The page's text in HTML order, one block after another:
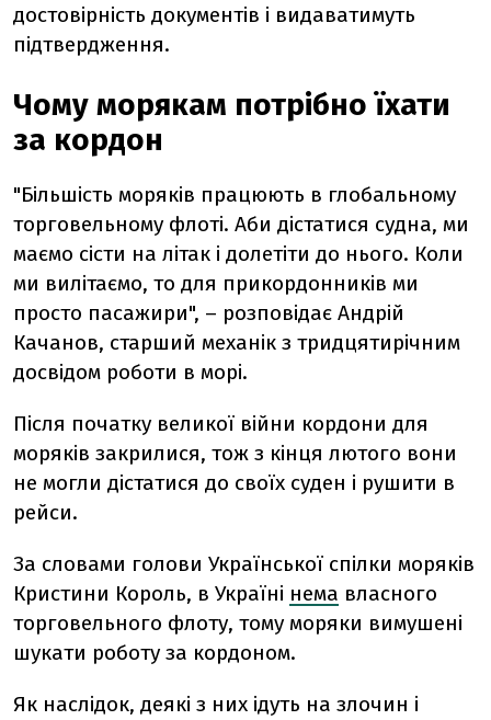
достовірність документів і видаватимуть
підтвердження.
Чому морякам потрібно їхати
за кордон
"Більшість моряків працюють в глобальному
торговельному флоті. Аби дістатися судна, ми
маємо сісти на літак і долетіти до нього. Коли
ми вилітаємо, то для прикордонників ми
просто пасажири", – розповідає Андрій
Качанов, старший механік з тридцятирічним
досвідом роботи в морі.
Після початку великої війни кордони для
моряків закрилися, тож з кінця лютого вони
не могли дістатися до своїх суден і рушити в
рейси.
За словами голови Української спілки моряків
Кристини Король, в Україні нема власного
торговельного флоту, тому моряки вимушені
шукати роботу за кордоном.
Як наслідок, деякі з них ідуть на злочин і